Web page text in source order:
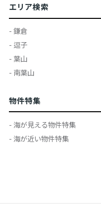
エリア検索
- 鎌倉
- 逗子
- 葉山
- 南葉山
物件特集
- 海が見える物件特集
- 海が近い物件特集